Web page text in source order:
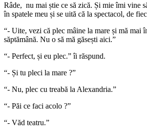
Râde, nu mai știe ce să zică. Și mie îmi vine
în spatele meu și se uită că la spectacol, de
“- Uite, vezi că plec mâine la mare și mă mai
săptămână. Nu o să mă găsești aici.”
“- Perfect, și eu plec.” îi răspund.
“- Și tu pleci la mare ?”
“- Nu, plec cu treabă la Alexandria.”
“- Păi ce faci acolo ?”
“- Văd teatru.”